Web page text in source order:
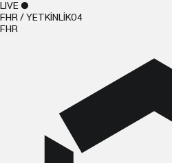
LIVE ●
FHR / YETKİNLİK04
FH R